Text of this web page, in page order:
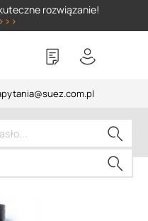
rozwiązanie!